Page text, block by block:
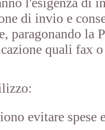
di invio e
paragonando
quali fax
evitare spese